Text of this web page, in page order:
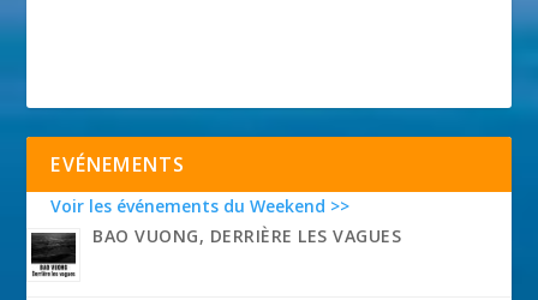
EVÉNEMENTS
Voir les événements du Weekend >>
BAO VUONG, DERRIÈRE LES VAGUES